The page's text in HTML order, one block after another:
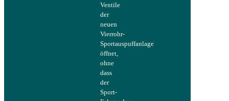
Ventile
der
neuen
Vierrohr-
Sportauspuffanlage
öffnet,
ohne
dass
der
Sport-